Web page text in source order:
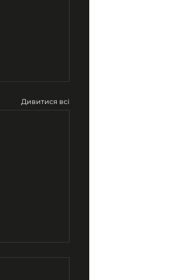
Дивитися всі